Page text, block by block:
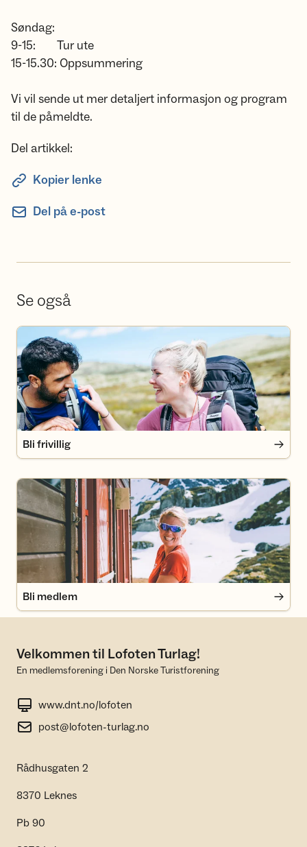
Søndag:
9-15: Tur ute
15-15.30: Oppsummering
Vi vil sende ut mer detaljert informasjon og program
til de påmeldte.
Del artikkel:
Kopier lenke
Del på e-post
Se også
Bli frivillig
Bli frivillig
Bli medlem
Bli medlem
Velkommen til Lofoten Turlag!
En medlemsforening i Den Norske Turistforening
www.dnt.no/lofoten
post@lofoten-turlag.no
Rådhusgaten 2
8370 Leknes
Pb 90